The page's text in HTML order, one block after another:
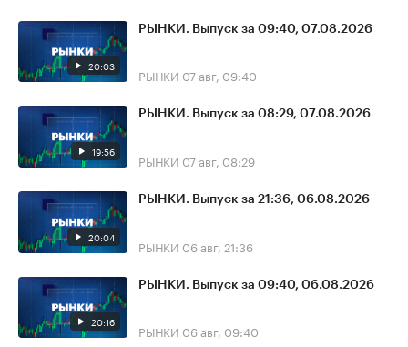
20:03
РЫНКИ. Выпуск за 09:40, 07.08.2026
РЫНКИ 07 авг, 09:40
19:56
РЫНКИ. Выпуск за 08:29, 07.08.2026
РЫНКИ 07 авг, 08:29
20:04
РЫНКИ. Выпуск за 21:36, 06.08.2026
РЫНКИ 06 авг, 21:36
20:16
РЫНКИ. Выпуск за 09:40, 06.08.2026
РЫНКИ 06 авг, 09:40